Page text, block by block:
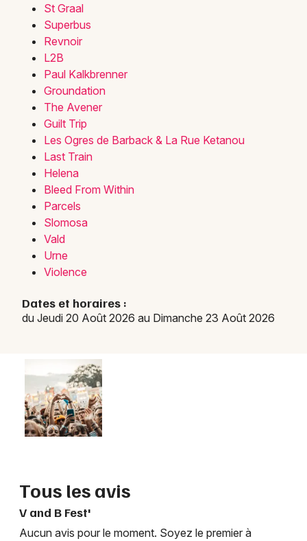
St Graal
Superbus
Revnoir
L2B
Paul Kalkbrenner
Groundation
The Avener
Guilt Trip
Les Ogres de Barback & La Rue Ketanou
Last Train
Helena
Bleed From Within
Parcels
Slomosa
Vald
Urne
Violence
Dates et horaires :
du Jeudi 20 Août 2026 au Dimanche 23 Août 2026
Tous les avis
V and B Fest'
Aucun avis pour le moment. Soyez le premier à